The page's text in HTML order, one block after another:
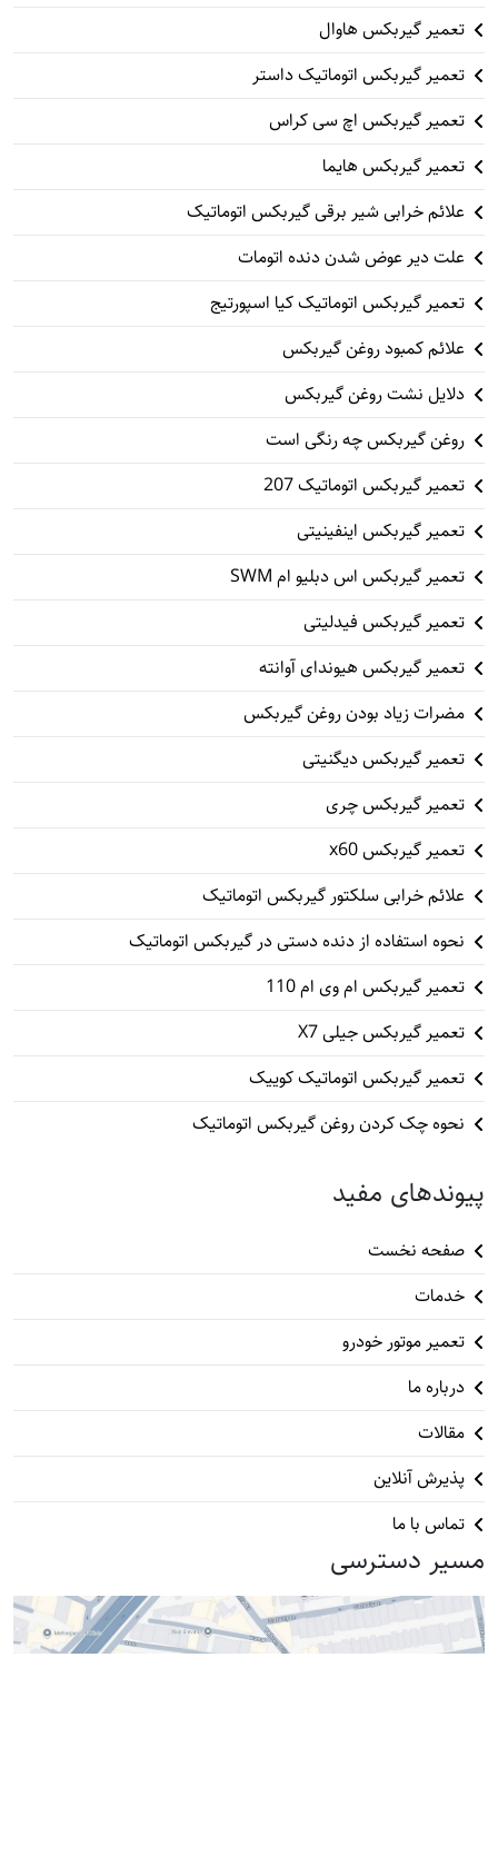
تعمیر گیربکس هاوال
تعمیر گیربکس اتوماتیک داستر
تعمیر گیربکس اچ سی کراس
تعمیر گیربکس هایما
علائم خرابی شیر برقی گیربکس اتوماتیک
علت دیر عوض شدن دنده اتومات
تعمیر گیربکس اتوماتیک کیا اسپورتیج
علائم کمبود روغن گیربکس
دلایل نشت روغن گیربکس
روغن گیربکس چه رنگی است
تعمیر گیربکس اتوماتیک 207
تعمیر گیربکس اینفینیتی
تعمیر گیربکس اس دبلیو ام SWM
تعمیر گیربکس فیدلیتی
تعمیر گیربکس هیوندای آوانته
مضرات زیاد بودن روغن گیربکس
تعمیر گیربکس دیگنیتی
تعمیر گیربکس چری
تعمیر گیربکس x60
علائم خرابی سلکتور گیربکس اتوماتیک
نحوه استفاده از دنده دستی در گیربکس اتوماتیک
تعمیر گیربکس ام وی ام 110
تعمیر گیربکس جیلی X7
تعمیر گیربکس اتوماتیک کوییک
نحوه چک کردن روغن گیربکس اتوماتیک
پیوندهای مفید
صفحه نخست
خدمات
تعمیر موتور خودرو
درباره ما
مقالات
پذیرش آنلاین
تماس با ما
مسیر دسترسی